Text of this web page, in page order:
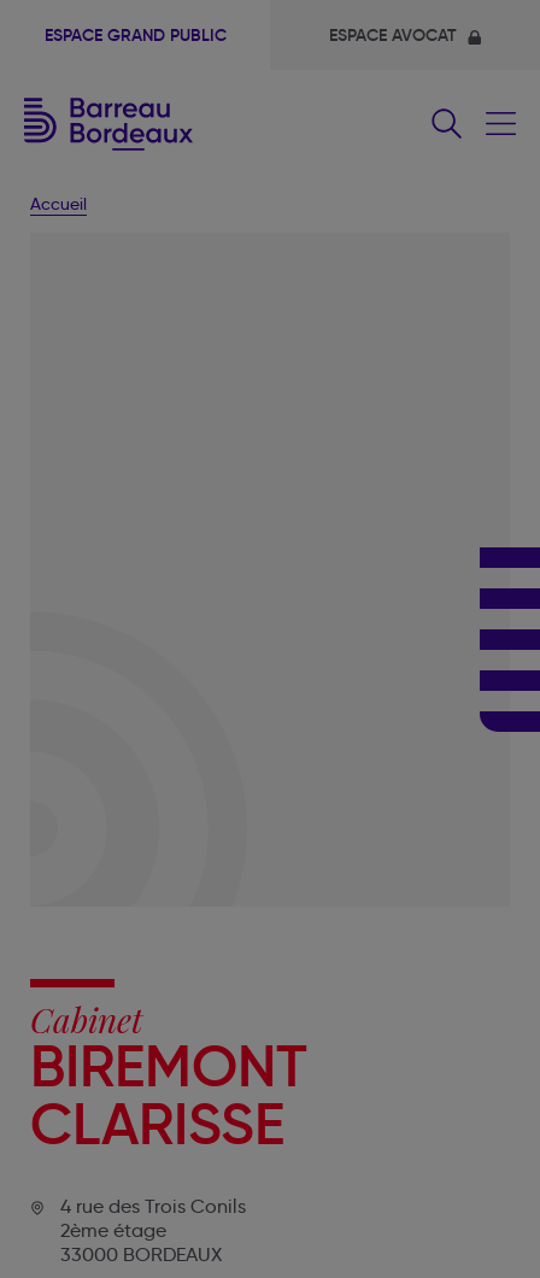
ESPACE GRAND PUBLIC ESPACE AVOCAT
Accueil
Cabinet
BIREMONT
CLARISSE
4 rue des Trois Conils
2ème étage
33000 BORDEAUX